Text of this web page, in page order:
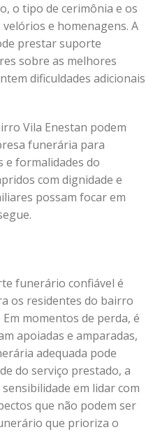
o tipo de cerimônia e os
e homenagens. A
prestar suporte
sobre as melhores
dificuldades adicionais
Vila Enestan podem
funerária para
e formalidades do
com dignidade e
possam focar em
funerário confiável é
os residentes do bairro
momentos de perda, é
apoiadas e amparadas,
adequada pode
do serviço prestado, a
em lidar com
que não podem ser
que prioriza o